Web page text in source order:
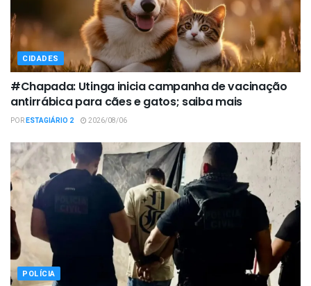
CIDADES
#Chapada: Utinga inicia campanha de vacinação
antirrábica para cães e gatos; saiba mais
PORESTAGIÁRIO 2 2026/08/06
POLÍCIA